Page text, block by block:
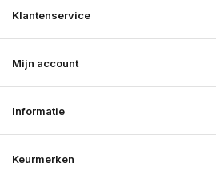
Klantenservice
Mijn account
Informatie
Keurmerken